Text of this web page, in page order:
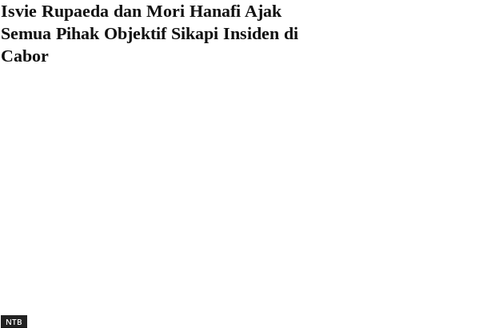
Isvie Rupaeda dan Mori Hanafi Ajak
Semua Pihak Objektif Sikapi Insiden di
Cabor
NTB